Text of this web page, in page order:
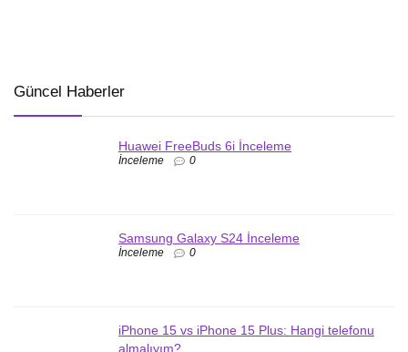
Güncel Haberler
Huawei FreeBuds 6i İnceleme
İnceleme 0
Samsung Galaxy S24 İnceleme
İnceleme 0
iPhone 15 vs iPhone 15 Plus: Hangi telefonu
almalıyım?